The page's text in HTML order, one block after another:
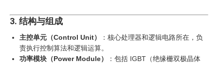
3. 结构与组成
主控单元（Control Unit）
‍：核心处理器和逻辑电路所在，负
责执行控制算法和逻辑运算。
功率模块（Power Module）
‍：包括 IGBT（绝缘栅双极晶体